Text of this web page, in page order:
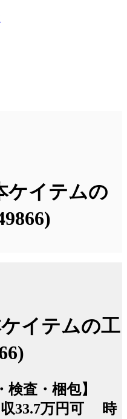
ケイテムの
イテムの工
検査・梱包】
収33.7万円可 時